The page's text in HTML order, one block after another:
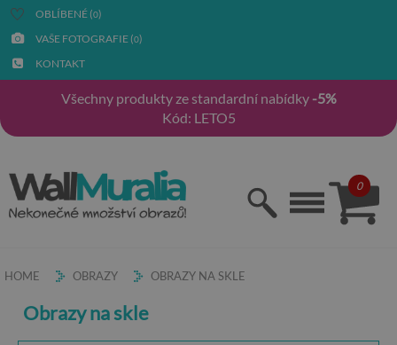
OBLÍBENÉ (0)
VAŠE FOTOGRAFIE (0)
KONTAKT
Všechny produkty ze standardní nabídky -5%
Kód: LETO5
0
HOME OBRAZY OBRAZY NA SKLE
Obrazy na skle